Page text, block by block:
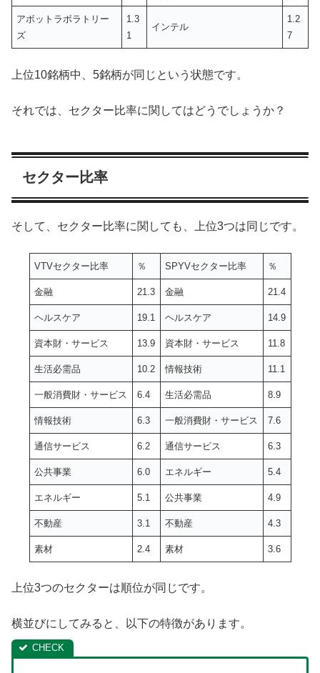
アボットラボラトリー
ズ
1.3
1
インテル
1.2
7
上位10銘柄中、5銘柄が同じという状態です。
それでは、セクター比率に関してはどうでしょうか？
セクター比率
そして、セクター比率に関しても、上位3つは同じです。
VTVセクター比率 ％ SPYVセクター比率 ％
金融 21.3 金融 21.4
ヘルスケア 19.1 ヘルスケア 14.9
資本財・サービス 13.9 資本財・サービス 11.8
生活必需品 10.2 情報技術 11.1
一般消費財・サービス 6.4 生活必需品 8.9
情報技術 6.3 一般消費財・サービス 7.6
通信サービス 6.2 通信サービス 6.3
公共事業 6.0 エネルギー 5.4
エネルギー 5.1 公共事業 4.9
不動産 3.1 不動産 4.3
素材 2.4 素材 3.6
上位3つのセクターは順位が同じです。
横並びにしてみると、以下の特徴があります。